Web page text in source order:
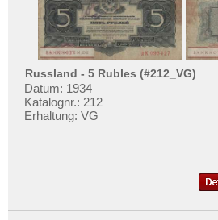
Russland - 5 Rubles (#212_VG)
Datum: 1934
Katalognr.: 212
Erhaltung: VG